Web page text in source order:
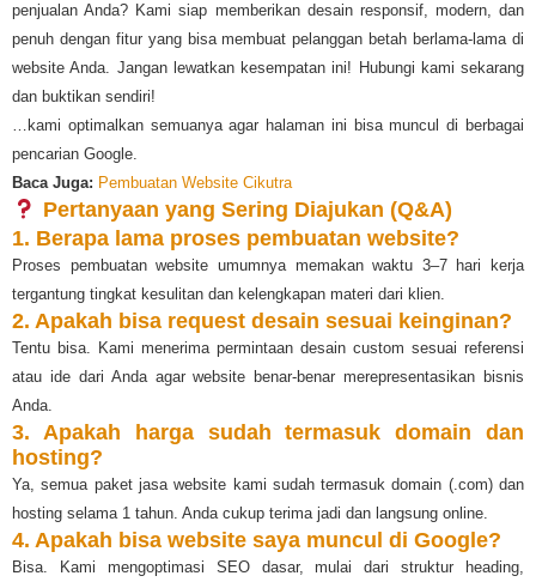
penjualan Anda? Kami siap memberikan desain responsif, modern, dan
penuh dengan fitur yang bisa membuat pelanggan betah berlama-lama di
website Anda. Jangan lewatkan kesempatan ini! Hubungi kami sekarang
dan buktikan sendiri!
…kami optimalkan semuanya agar halaman ini bisa muncul di berbagai
pencarian Google.
Baca Juga: Pembuatan Website Cikutra
Pertanyaan yang Sering Diajukan (Q&A)
1. Berapa lama proses pembuatan website?
Proses pembuatan website umumnya memakan waktu 3–7 hari kerja
tergantung tingkat kesulitan dan kelengkapan materi dari klien.
2. Apakah bisa request desain sesuai keinginan?
Tentu bisa. Kami menerima permintaan desain custom sesuai referensi
atau ide dari Anda agar website benar-benar merepresentasikan bisnis
Anda.
3. Apakah harga sudah termasuk domain dan
hosting?
Ya, semua paket jasa website kami sudah termasuk domain (.com) dan
hosting selama 1 tahun. Anda cukup terima jadi dan langsung online.
4. Apakah bisa website saya muncul di Google?
Bisa. Kami mengoptimasi SEO dasar, mulai dari struktur heading,